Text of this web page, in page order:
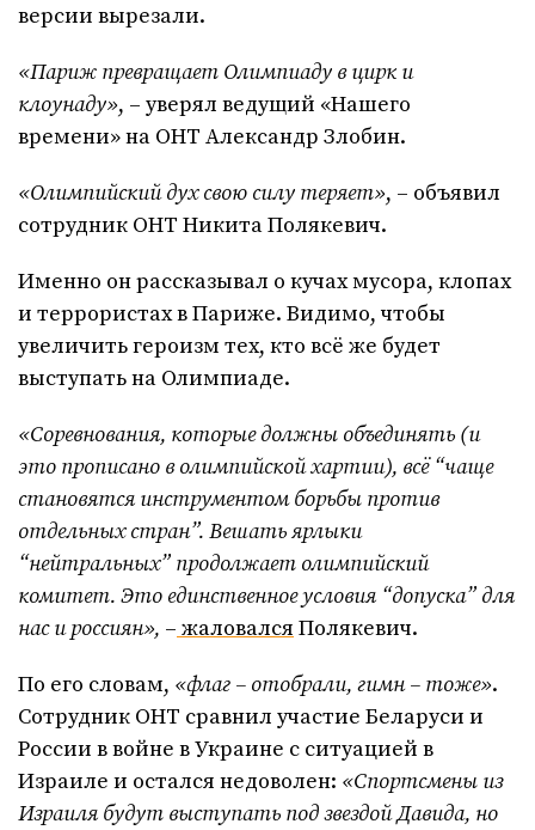
версии вырезали.
«Париж превращает Олимпиаду в цирк и
клоунаду», – уверял ведущий «Нашего
времени» на ОНТ Александр Злобин.
«Олимпийский дух свою силу теряет», – объявил
сотрудник ОНТ Никита Полякевич.
Именно он рассказывал о кучах мусора, клопах
и террористах в Париже. Видимо, чтобы
увеличить героизм тех, кто всё же будет
выступать на Олимпиаде.
«Соревнования, которые должны объединять (и
это прописано в олимпийской хартии), всё “чаще
становятся инструментом борьбы против
отдельных стран”. Вешать ярлыки
“нейтральных” продолжает олимпийский
комитет. Это единственное условия “допуска” для
нас и россиян», – жаловался Полякевич.
По его словам, «флаг – отобрали, гимн – тоже».
Сотрудник ОНТ сравнил участие Беларуси и
России в войне в Украине с ситуацией в
Израиле и остался недоволен: «Спортсмены из
Израиля будут выступать под звездой Давида, но